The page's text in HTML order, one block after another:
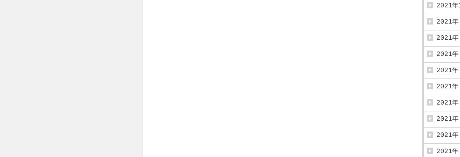
2021年
2021
2021
2021
2021
2021
2021
2021
2021
2021